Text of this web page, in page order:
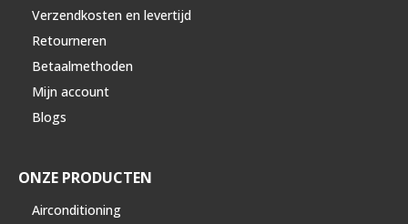
Verzendkosten en levertijd
Retourneren
Betaalmethoden
Mijn account
Blogs
ONZE PRODUCTEN
Airconditioning